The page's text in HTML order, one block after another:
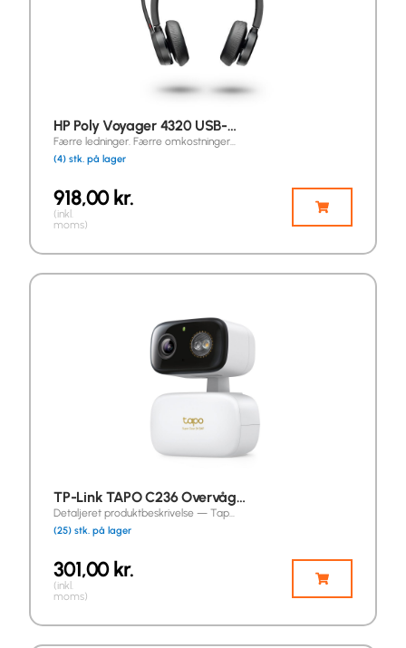
HP Poly Voyager 4320 USB-…
Færre ledninger. Færre omkostninger…
(4) stk. på lager
918,00kr.
(inkl.
moms)
TP-Link TAPO C236 Overvåg…
Detaljeret produktbeskrivelse — Tap…
(25) stk. på lager
301,00kr.
(inkl.
moms)